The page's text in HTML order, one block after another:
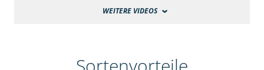
WEITERE VIDEOS